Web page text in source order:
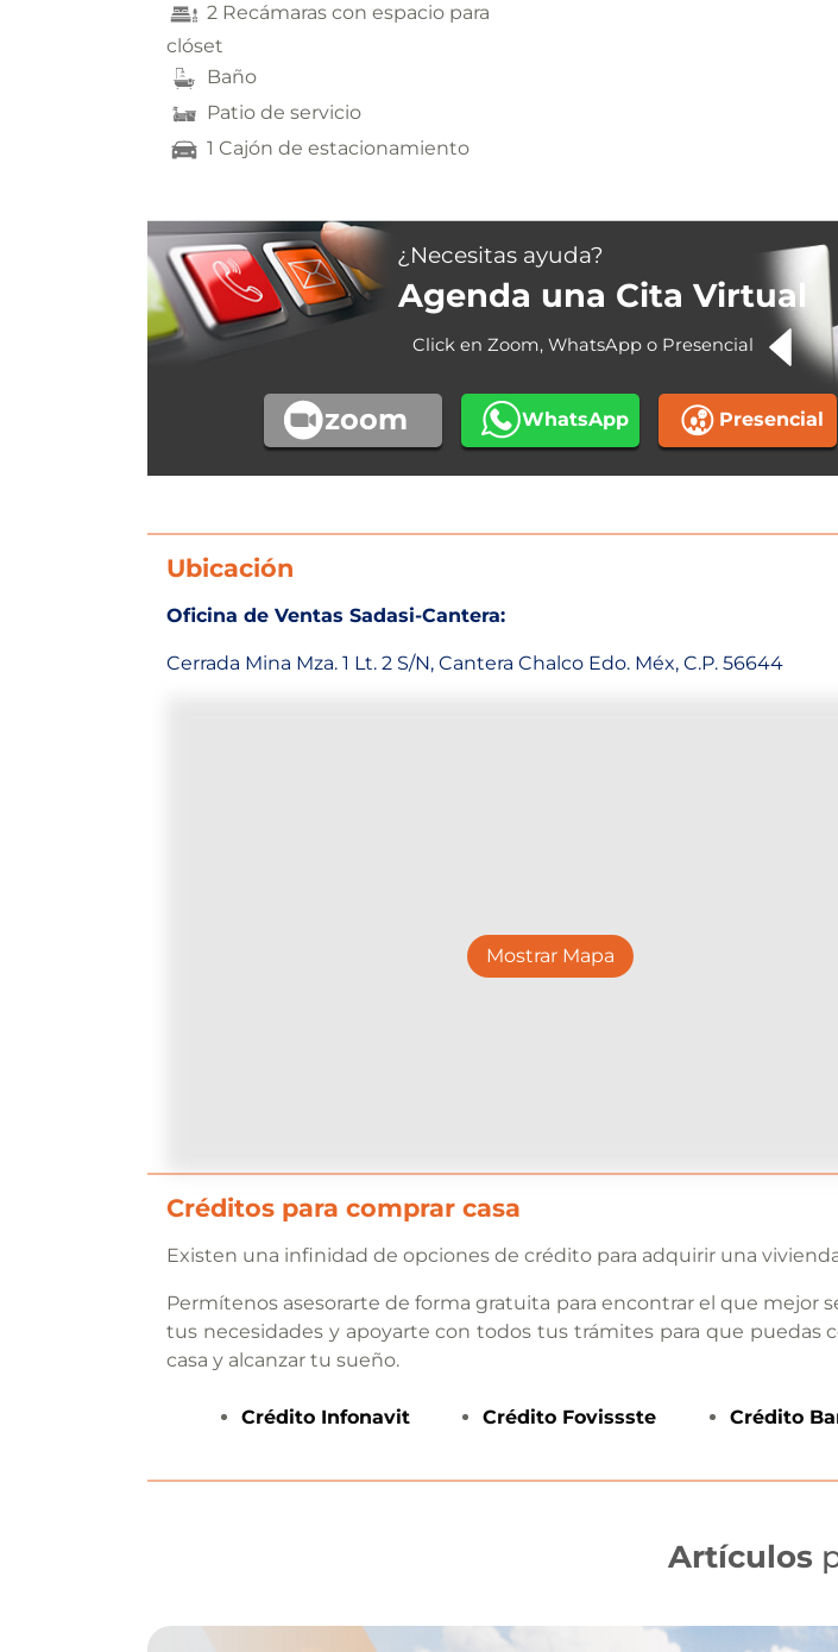
2 Recámaras con espacio para
clóset
Baño
Patio de servicio
1 Cajón de estacionamiento
¿Necesitas ayuda?
Agenda una Cita Virtual
Click en Zoom, WhatsApp o Presencial
zoom WhatsApp Presencial
Ubicación
Oficina de Ventas Sadasi-Cantera:
Cerrada Mina Mza. 1 Lt. 2 S/N, Cantera Chalco Edo. Méx, C.P. 56644
Mostrar Mapa
Créditos para comprar casa
Existen una infinidad de opciones de crédito para adquirir una
Permítenos asesorarte de forma gratuita para encontrar el que mejor
tus necesidades y apoyarte con todos tus trámites para que puedas
casa y alcanzar tu sueño.
Crédito Infonavit Crédito Fovissste Crédito
Artículos